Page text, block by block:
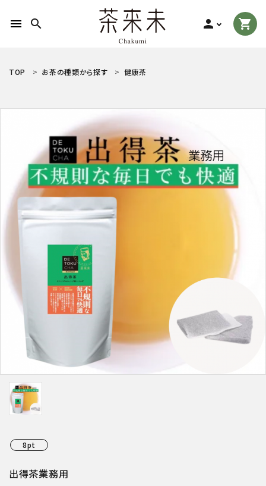
menu search person shopping_cart
search
ACCOUNT MENU
ログイン person 新規会員登録
お茶の種類から探す
食品から探す
ティーグッズから探す
特集アイテムから探す
ガイドライン
TOP お茶の種類から探す 健康茶
8pt
出得茶業務用